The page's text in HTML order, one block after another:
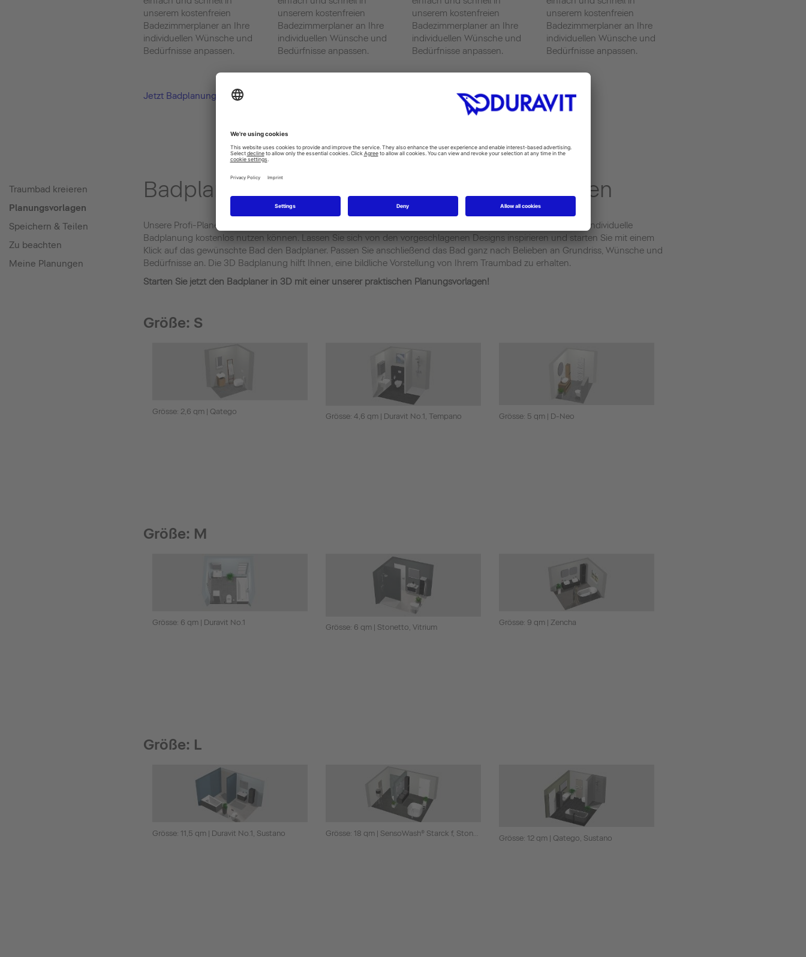
unserem kostenfreien
Badezimmerplaner an Ihre
individuellen Wünsche und
Bedürfnisse anpassen.
unserem kostenfreien
Badezimmerplaner an Ihre
individuellen Wünsche und
Bedürfnisse anpassen.
unserem kostenfreien
Badezimmerplaner an Ihre
individuellen Wünsche und
Bedürfnisse anpassen.
unserem kostenfreien
Badezimmerplaner an Ihre
individuellen Wünsche und
Bedürfnisse anpassen.
Jetzt Badplanung starten
Traumbad kreieren
Planungsvorlagen
Speichern & Teilen
Zu beachten
Meine Planungen
Badplaner-Vorlagen unserer Profi-Planer:innen
Unsere Profi-Planer:innen haben für Sie zahlreiche Bäder entworfen, die Sie gerne als Ausgangspunkt für Ihre individuelle
Badplanung kostenlos nutzen können. Lassen Sie sich von den vorgeschlagenen Designs inspirieren und starten Sie mit einem
Klick auf das gewünschte Bad den Badplaner. Passen Sie anschließend das Bad ganz nach Belieben an Grundriss, Wünsche und
Bedürfnisse an. Die 3D Badplanung hilft Ihnen, eine bildliche Vorstellung von Ihrem Traumbad zu erhalten.
Starten Sie jetzt den Badplaner in 3D mit einer unserer praktischen Planungsvorlagen!
Größe: S
Grösse: 2,6 qm | Qatego
Grösse: 4,6 qm | Duravit No.1, Tempano Grösse: 5 qm | D-Neo
Größe: M
Grösse: 6 qm | Duravit No.1
Grösse: 6 qm | Stonetto, Vitrium
Grösse: 9 qm | Zencha
Größe: L
Grösse: 11,5 qm | Duravit No.1, Sustano
Grösse: 12 qm | Qatego, Sustano